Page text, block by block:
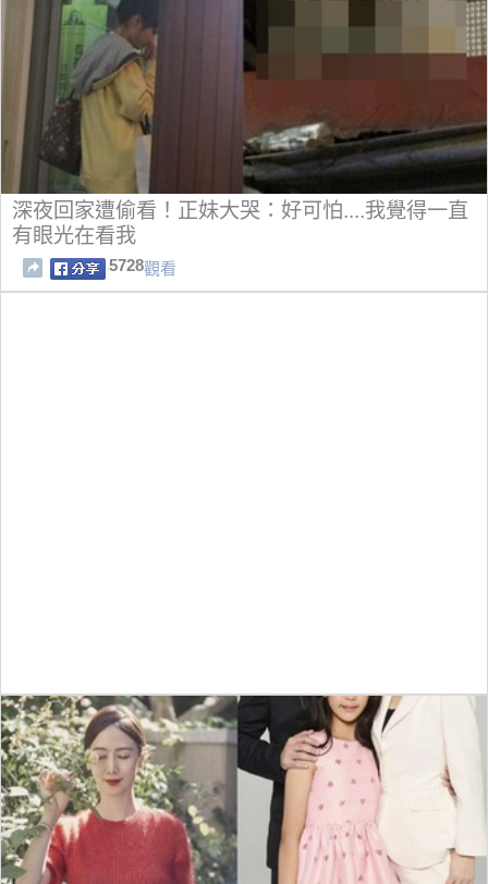
深夜回家遭偷看！正妹大哭：好可怕....我覺得一直
有眼光在看我
5728觀看